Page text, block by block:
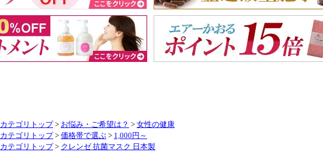
カテゴリトップ > お悩み・ご希望は？ > 女性の健康
カテゴリトップ > 価格帯で選ぶ > 1,000円～
カテゴリトップ > クレンゼ 抗菌マスク 日本製